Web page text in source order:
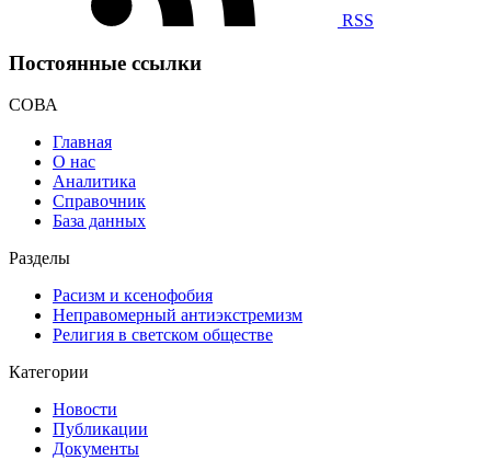
RSS
Постоянные ссылки
СОВА
Главная
О нас
Аналитика
Справочник
База данных
Разделы
Расизм и ксенофобия
Неправомерный антиэкстремизм
Религия в светском обществе
Категории
Новости
Публикации
Документы